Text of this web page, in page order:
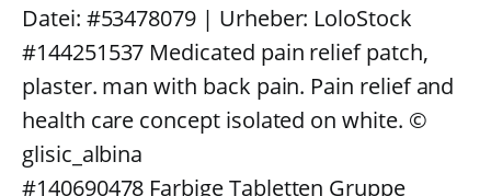
Datei: #53478079 | Urheber: LoloStock
#144251537 Medicated pain relief patch,
plaster. man with back pain. Pain relief and
health care concept isolated on white. ©
glisic_albina
#140690478 Farbige Tabletten Gruppe